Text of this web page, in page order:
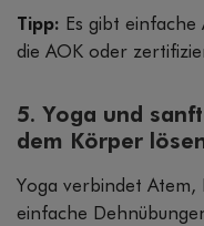
Tipp: Es gibt
die AOK oder
5. Yoga und
dem Körper
Yoga verbindet Atem,
einfache